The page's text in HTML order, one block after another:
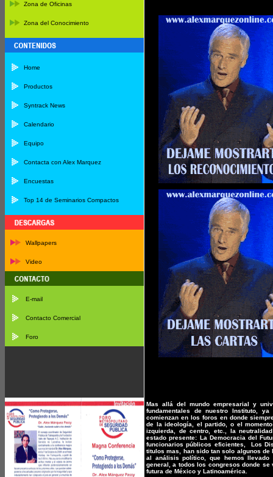
Zona de Oficinas
Zona del Conocimiento
Home
Productos
Syntrack News
Calendario
Equipo
Contacta con Alex Marquez
Encuestas
Top 14 de Seminarios Compactos
Wallpapers
Video
E-mail
Contacto Comercial
Foro
Mas allá del mundo empresarial y
fundamentales de nuestro Instituto,
comienzan en los foros en donde
de la ideología, el partido, o el
izquierda, de centro, etc., la
estado presente: La Democracia del
funcionarios públicos eficientes, Los
titulos mas, han sido tan solo algunos
al análisis político, que hemos
general, a todos los congresos donde
futura de México y Latinoamérica.